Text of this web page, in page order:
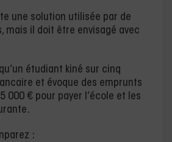
une solution utilisée par de
mais il doit être envisagé avec
étudiant kiné sur cinq
et évoque des emprunts
000 € pour payer l’école et les
: